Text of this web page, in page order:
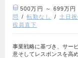
500万円 ～ 699万円
問
転勤なし 土日
役員直下
事業戦略に基づき、サー
意そしてレスポンスを高